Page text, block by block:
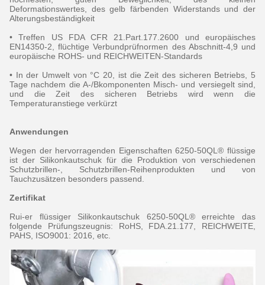
Deformationswertes, des gelb färbenden Widerstands und der
Alterungsbeständigkeit
• Treffen US FDA CFR 21.Part.177.2600 und europäisches
EN14350-2, flüchtige Verbundprüfnormen des Abschnitt-4,9 und
europäische ROHS- und REICHWEITEN-Standards
• In der Umwelt von °C 20, ist die Zeit des sicheren Betriebs, 5
Tage nachdem die A-/Bkomponenten Misch- und versiegelt sind,
und die Zeit des sicheren Betriebs wird wenn die
Temperaturanstiege verkürzt
Anwendungen
Wegen der hervorragenden Eigenschaften 6250-50QL® flüssige
ist der Silikonkautschuk für die Produktion von verschiedenen
Schutzbrillen-, Schutzbrillen-Reihenprodukten und von
Tauchzusätzen besonders passend.
Zertifikat
Rui-er flüssiger Silikonkautschuk 6250-50QL® erreichte das
folgende Prüfungszeugnis: RoHS, FDA.21.177, REICHWEITE,
PAHS, ISO9001: 2016, etc.